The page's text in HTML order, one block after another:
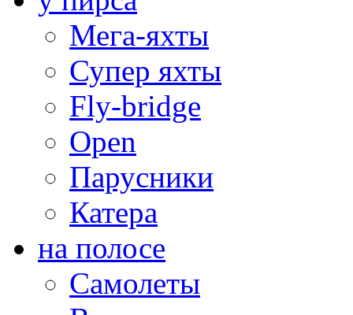
Мега-яхты
Супер яхты
Fly-bridge
Open
Парусники
Катера
на полосе
Самолеты